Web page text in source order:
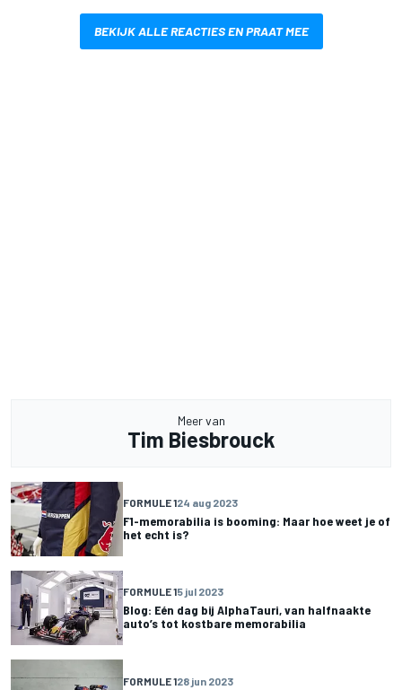
BEKIJK ALLE REACTIES EN PRAAT MEE
Meer van
Tim Biesbrouck
FORMULE 124 aug 2023
F1-memorabilia is booming: Maar hoe weet je of
het echt is?
FORMULE 15 jul 2023
Blog: Eén dag bij AlphaTauri, van halfnaakte
auto’s tot kostbare memorabilia
FORMULE 128 jun 2023